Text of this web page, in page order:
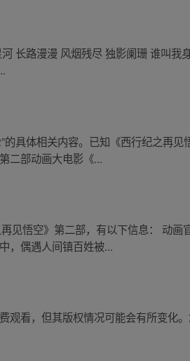
长路漫漫 风烟残尽 独影阑珊 谁叫
的具体相关内容。已知《西行纪之再
二部动画大电影《...
见悟空》第二部，有以下信息： 动
，偶遇人间镇百姓被...
观看，但其版权情况可能会有所变化